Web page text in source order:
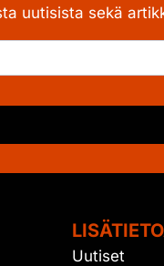
uutisista sekä
Uutiset